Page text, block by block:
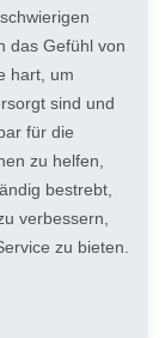
das Gefühl von
hart, um
sind und
für die
zu helfen,
bestrebt,
verbessern,
zu bieten.